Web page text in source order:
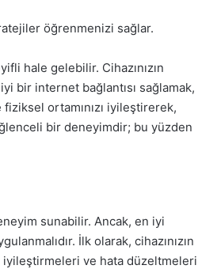
öğrenmenizi sağlar.
hale gelebilir. Cihazınızın
bir internet bağlantısı sağlamak,
ortamınızı iyileştirerek,
bir deneyimdir; bu yüzden
sunabilir. Ancak, en iyi
İlk olarak, cihazınızın
iyileştirmeleri ve hata düzeltmeleri